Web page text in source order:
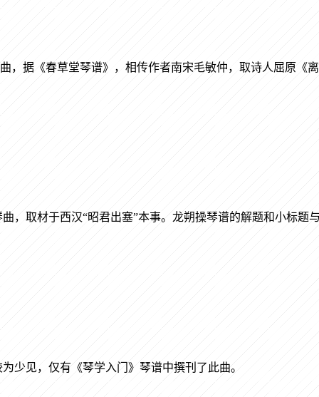
据《春草堂琴谱》，相传作者南宋毛敏仲，取诗人屈原《
，取材于西汉“昭君出塞”本事。龙朔操琴谱的解题和小标题
少见，仅有《琴学入门》琴谱中撰刊了此曲。